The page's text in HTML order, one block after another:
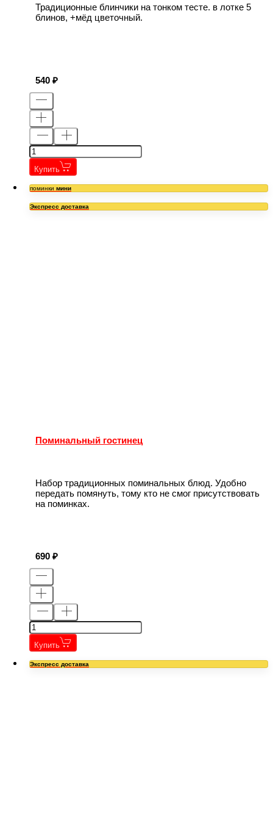
Традиционные блинчики на тонком тесте. в лотке 5
блинов, +мёд цветочный.
540
Купить
поминки мини
Экспресс доставка
Поминальный гостинец
Набор традиционных поминальных блюд. Удобно
передать помянуть, тому кто не смог присутствовать
на поминках.
690
Купить
Экспресс доставка